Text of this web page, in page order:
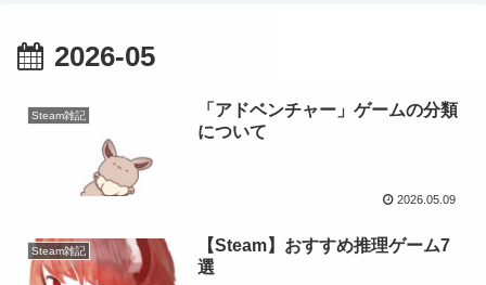
2026-05
Steam雑記
「アドベンチャー」ゲームの分類
について
2026.05.09
Steam雑記
【Steam】おすすめ推理ゲーム7
選